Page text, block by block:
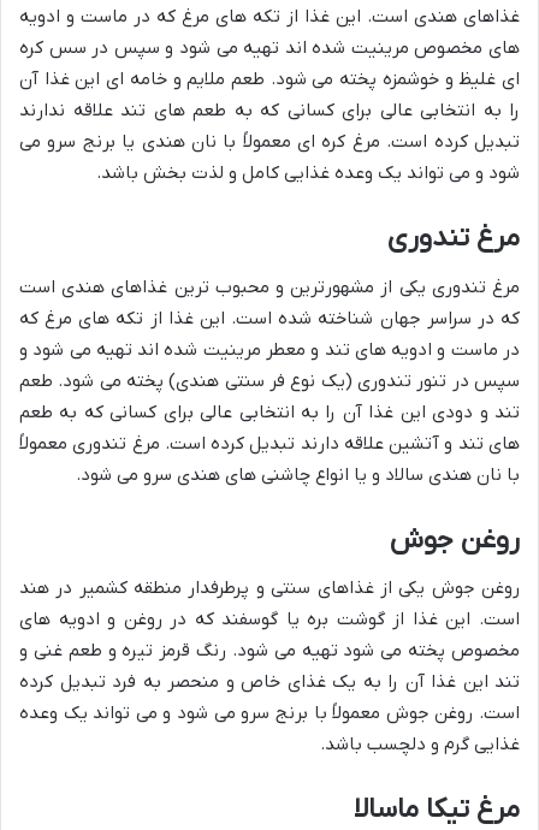
غذاهای هندی است. این غذا از تکه های مرغ که در ماست و ادویه
های مخصوص مرینیت شده اند تهیه می شود و سپس در سس کره
ای غلیظ و خوشمزه پخته می شود. طعم ملایم و خامه ای این غذا آن
را به انتخابی عالی برای کسانی که به طعم های تند علاقه ندارند
تبدیل کرده است. مرغ کره ای معمولاً با نان هندی یا برنج سرو می
شود و می تواند یک وعده غذایی کامل و لذت بخش باشد.
مرغ تندوری
مرغ تندوری یکی از مشهورترین و محبوب ترین غذاهای هندی است
که در سراسر جهان شناخته شده است. این غذا از تکه های مرغ که
در ماست و ادویه های تند و معطر مرینیت شده اند تهیه می شود و
سپس در تنور تندوری (یک نوع فر سنتی هندی) پخته می شود. طعم
تند و دودی این غذا آن را به انتخابی عالی برای کسانی که به طعم
های تند و آتشین علاقه دارند تبدیل کرده است. مرغ تندوری معمولاً
با نان هندی سالاد و یا انواع چاشنی های هندی سرو می شود.
روغن جوش
روغن جوش یکی از غذاهای سنتی و پرطرفدار منطقه کشمیر در هند
است. این غذا از گوشت بره یا گوسفند که در روغن و ادویه های
مخصوص پخته می شود تهیه می شود. رنگ قرمز تیره و طعم غنی و
تند این غذا آن را به یک غذای خاص و منحصر به فرد تبدیل کرده
است. روغن جوش معمولاً با برنج سرو می شود و می تواند یک وعده
غذایی گرم و دلچسب باشد.
مرغ تیکا ماسالا